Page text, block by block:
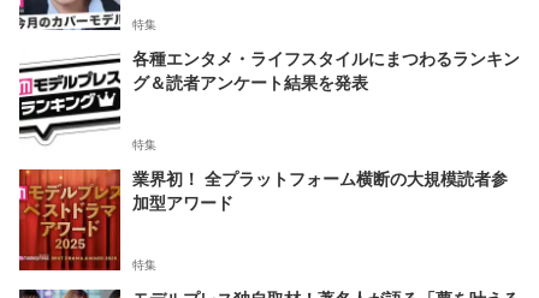
特集
各種エンタメ・ライフスタイルにまつわるランキン
グ＆読者アンケート結果を発表
特集
業界初！ 全プラットフォーム横断の大規模読者参
加型アワード
特集